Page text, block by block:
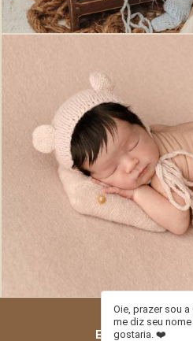
553
ESTÚDIO PITORI
Oie, prazer sou a
me diz seu
gostaria. ❤️